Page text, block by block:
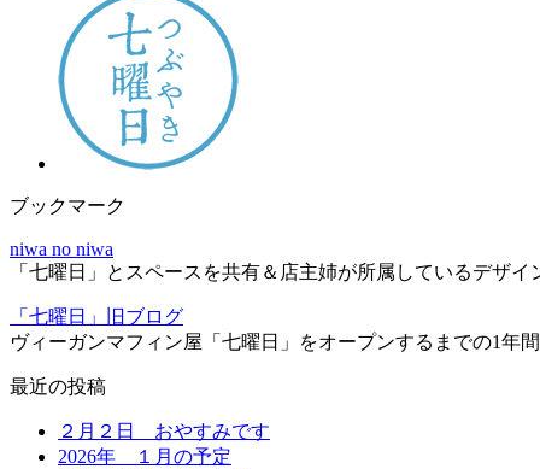
ブックマーク
niwa no niwa
「七曜日」とスペースを共有＆店主姉が所属しているデザ
「七曜日」旧ブログ
ヴィーガンマフィン屋「七曜日」をオープンするまでの1年
最近の投稿
２月２日 おやすみです
2026年 １月の予定